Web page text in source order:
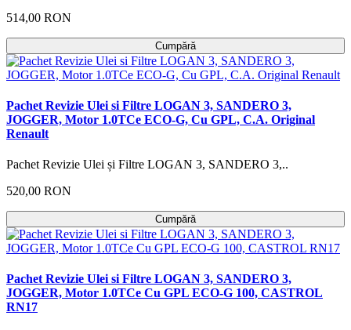
514,00 RON
Cumpără
Pachet Revizie Ulei si Filtre LOGAN 3, SANDERO 3,
JOGGER, Motor 1.0TCe ECO-G, Cu GPL, C.A. Original
Renault
Pachet Revizie Ulei și Filtre LOGAN 3, SANDERO 3,..
520,00 RON
Cumpără
Pachet Revizie Ulei si Filtre LOGAN 3, SANDERO 3,
JOGGER, Motor 1.0TCe Cu GPL ECO-G 100, CASTROL
RN17